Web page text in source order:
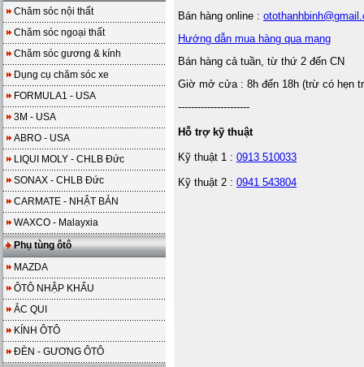
Chăm sóc nội thất
Chăm sóc ngoại thất
Chăm sóc gương & kính
Dụng cụ chăm sóc xe
FORMULA1 - USA
3M - USA
ABRO - USA
LIQUI MOLY - CHLB Đức
SONAX - CHLB Đức
CARMATE - NHẬT BẢN
WAXCO - Malayxia
Phụ tùng ôtô
MAZDA
ÔTÔ NHẬP KHẨU
ẮC QUI
KÍNH ÔTÔ
ĐÈN - GƯƠNG ÔTÔ
Bán hàng online :
Hướng dẫn mua hàng qua mạng
Bán hàng cả tuần, từ thứ 2 đến CN
Giờ mở cửa : 8h đến 18h (trừ có hẹn
----------------------
Hỗ trợ kỹ thuật
Kỹ thuật 1 : 0913 510033
Kỹ thuật 2 : 0941 543804